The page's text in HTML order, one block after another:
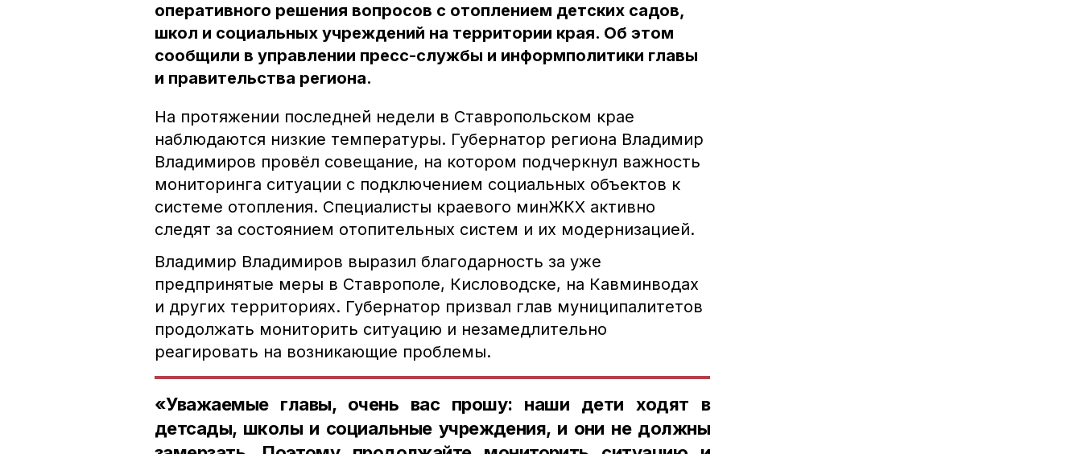
оперативного решения вопросов с отоплением детских садов,
школ и социальных учреждений на территории края. Об этом
сообщили в управлении пресс-службы и информполитики главы
и правительства региона.
На протяжении последней недели в Ставропольском крае
наблюдаются низкие температуры. Губернатор региона Владимир
Владимиров провёл совещание, на котором подчеркнул важность
мониторинга ситуации с подключением социальных объектов к
системе отопления. Специалисты краевого минЖКХ активно
следят за состоянием отопительных систем и их модернизацией.
Владимир Владимиров выразил благодарность за уже
предпринятые меры в Ставрополе, Кисловодске, на Кавминводах
и других территориях. Губернатор призвал глав муниципалитетов
продолжать мониторить ситуацию и незамедлительно
реагировать на возникающие проблемы.
«Уважаемые главы, очень вас прошу: наши дети ходят в
детсады, школы и социальные учреждения, и они не должны